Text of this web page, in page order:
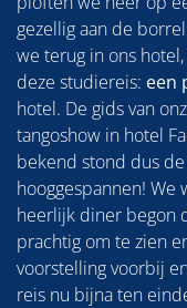
gezellig aan de
we terug in ons
deze studiereis: een
hotel. De gids van
tangoshow in hotel
bekend stond dus
hooggespannen!
heerlijk diner begon
prachtig om te zien
voorstelling voorbij
reis nu bijna ten